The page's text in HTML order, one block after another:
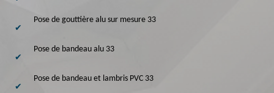
Pose de gouttière alu sur mesure 33
Pose de bandeau alu 33
Pose de bandeau et lambris PVC 33